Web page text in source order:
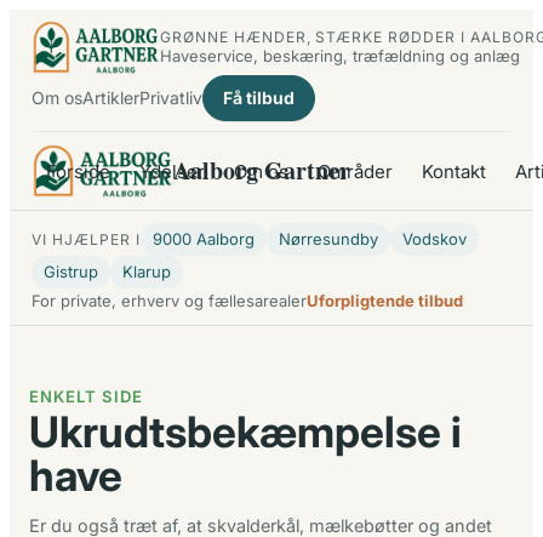
Spring
indhold
GRØNNE HÆNDER, STÆRKE RØDDER I
Haveservice, beskæring, træfældning og anlæg
Om osArtiklerPrivatliv Få tilbud
Aalborg Gartner
Forside Ydelser Om os Områder Kontakt
VI HJÆLPER I 9000 Aalborg Nørresundby
Vodskov
Gistrup
Klarup
For private, erhverv og fællesarealerUforpligtende tilbud
ENKELT SIDE
Ukrudtsbekæmpelse i
have
Er du også træt af, at skvalderkål, mælkebøtter og andet